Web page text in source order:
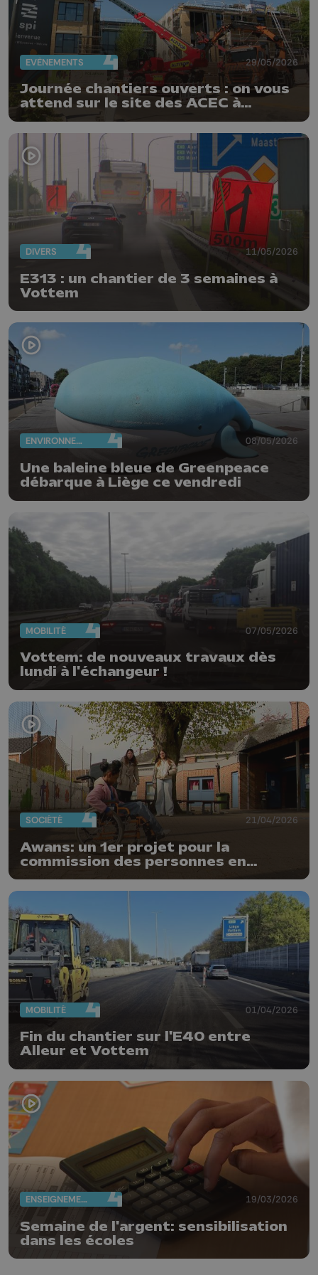
EVÈNEMENTS 29/05/2026
Journée chantiers ouverts : on vous
attend sur le site des ACEC à
Herstal
DIVERS 11/05/2026
E313 : un chantier de 3 semaines à
Vottem
ENVIRONNEMENT 08/05/2026
Une baleine bleue de Greenpeace
débarque à Liège ce vendredi
MOBILITÉ 07/05/2026
Vottem: de nouveaux travaux dès
lundi à l'échangeur !
SOCIÉTÉ 21/04/2026
Awans: un 1er projet pour la
commission des personnes en
situation de handicap
MOBILITÉ 01/04/2026
Fin du chantier sur l'E40 entre
Alleur et Vottem
ENSEIGNEMENT 19/03/2026
Semaine de l'argent: sensibilisation
dans les écoles